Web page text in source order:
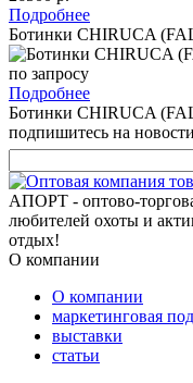
Подробнее
Ботинки CHIRUCA
по запросу
Подробнее
Ботинки CHIRUCA
подпишитесь на новости
АПОРТ - оптово-
любителей охоты и
отдых!
О компании
О компании
маркетинговая
выставки
статьи